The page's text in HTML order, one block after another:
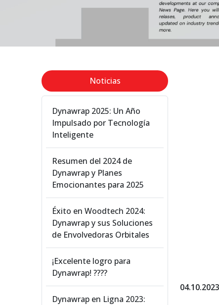
Noticias
Dynawrap 2025: Un Año
Impulsado por Tecnología
Inteligente
Resumen del 2024 de
Dynawrap y Planes
Emocionantes para 2025
Éxito en Woodtech 2024:
Dynawrap y sus Soluciones
de Envolvedoras Orbitales
¡Excelente logro para
Dynawrap! ????
Dynawrap en Ligna 2023:
04.10.2023